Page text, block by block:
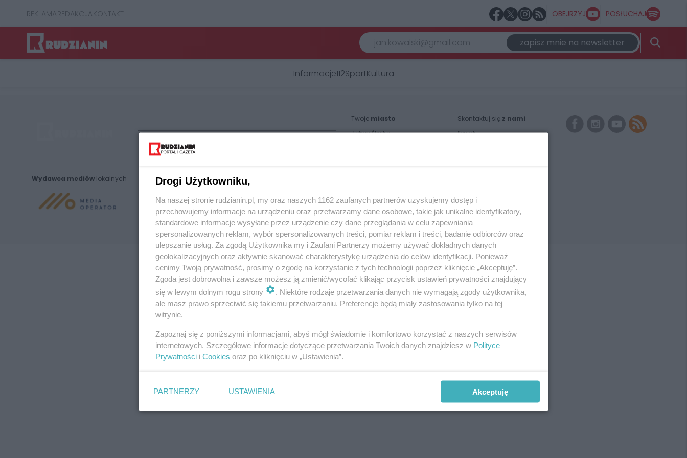
REKLAMAREDAKCJAKONTAKT OBEJRZYJ POSŁUCHAJ
zapisz mnie na newsletter
Informacje112SportKultura
Wydawca mediów lokalnych
Nie zapomnij
zapoznać się z:
polityką prywatności
Twoje miasto
Piekary Śląskie
Gliwice
Zabrze
Zagłębie
Skontaktuj się z nami
Kontakt
Drogi Użytkowniku,
Na naszej stronie rudzianin.pl, my oraz naszych 1162 zaufanych partnerów uzyskujemy dostęp i
przechowujemy informacje na urządzeniu oraz przetwarzamy dane osobowe, takie jak unikalne identyfikatory,
standardowe informacje wysyłane przez urządzenie czy dane przeglądania w celu zapewniania
spersonalizowanych reklam, wybór spersonalizowanych treści, pomiar reklam i treści, badanie odbiorców oraz
ulepszanie usług. Za zgodą Użytkownika my i Zaufani Partnerzy możemy używać dokładnych danych
geolokalizacyjnych oraz aktywnie skanować charakterystykę urządzenia do celów identyfikacji. Ponieważ
cenimy Twoją prywatność, prosimy o zgodę na korzystanie z tych technologii poprzez kliknięcie „Akceptuję”.
Zgoda jest dobrowolna i zawsze możesz ją zmienić/wycofać klikając przycisk ustawień prywatności znajdujący
się w lewym dolnym rogu strony
. Niektóre rodzaje przetwarzania danych nie wymagają zgody użytkownika,
ale masz prawo sprzeciwić się takiemu przetwarzaniu. Preferencje będą miały zastosowania tylko na tej
witrynie.
Zapoznaj się z poniższymi informacjami, abyś mógł świadomie i komfortowo korzystać z naszych serwisów
internetowych. Szczegółowe informacje dotyczące przetwarzania Twoich danych znajdziesz w Polityce
Prywatności i Cookies oraz po kliknięciu w „Ustawienia”.
PARTNERZY USTAWIENIA Akceptuję